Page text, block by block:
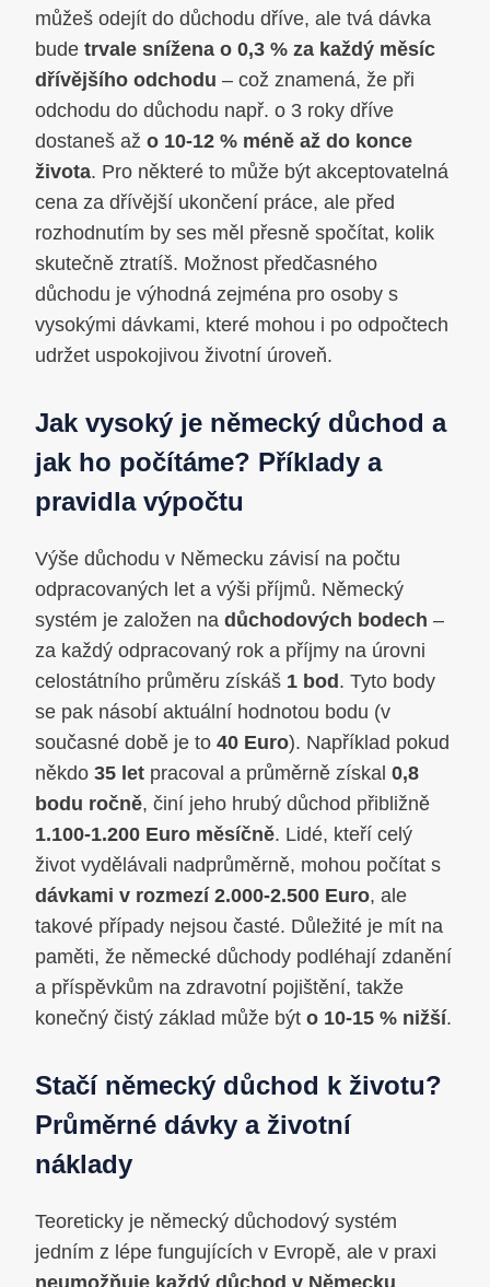
můžeš odejít do důchodu dříve, ale tvá dávka
bude trvale snížena o 0,3 % za každý měsíc
dřívějšího odchodu – což znamená, že při
odchodu do důchodu např. o 3 roky dříve
dostaneš až o 10-12 % méně až do konce
života. Pro některé to může být akceptovatelná
cena za dřívější ukončení práce, ale před
rozhodnutím by ses měl přesně spočítat, kolik
skutečně ztratíš. Možnost předčasného
důchodu je výhodná zejména pro osoby s
vysokými dávkami, které mohou i po odpočtech
udržet uspokojivou životní úroveň.
Jak vysoký je německý důchod a
jak ho počítáme? Příklady a
pravidla výpočtu
Výše důchodu v Německu závisí na počtu
odpracovaných let a výši příjmů. Německý
systém je založen na důchodových bodech –
za každý odpracovaný rok a příjmy na úrovni
celostátního průměru získáš 1 bod. Tyto body
se pak násobí aktuální hodnotou bodu (v
současné době je to 40 Euro). Například pokud
někdo 35 let pracoval a průměrně získal 0,8
bodu ročně, činí jeho hrubý důchod přibližně
1.100-1.200 Euro měsíčně. Lidé, kteří celý
život vydělávali nadprůměrně, mohou počítat s
dávkami v rozmezí 2.000-2.500 Euro, ale
takové případy nejsou časté. Důležité je mít na
paměti, že německé důchody podléhají zdanění
a příspěvkům na zdravotní pojištění, takže
konečný čistý základ může být o 10-15 % nižší.
Stačí německý důchod k životu?
Průměrné dávky a životní
náklady
Teoreticky je německý důchodový systém
jedním z lépe fungujících v Evropě, ale v praxi
neumožňuje každý důchod v Německu